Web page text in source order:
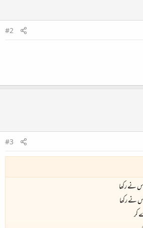
#2
#3
نے رکھا
نے رکھا
کر